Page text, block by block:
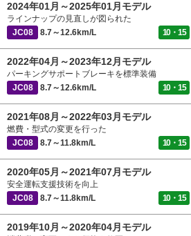
2024年01月～2025年01月モデル
ラインナップの見直しが図られた
JC08
8.7～12.6km/L 10・15
2022年04月～2023年12月モデル
パーキングサポートブレーキを標準装備
JC08
8.7～12.6km/L 10・15
2021年08月～2022年03月モデル
燃費・型式の変更を行った
JC08
8.7～11.8km/L 10・15
2020年05月～2021年07月モデル
安全運転支援技術を向上
JC08
8.7～11.8km/L 10・15
2019年10月～2020年04月モデル